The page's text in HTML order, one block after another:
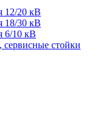
12/20 кВ
18/30 кВ
6/10 кВ
стойки